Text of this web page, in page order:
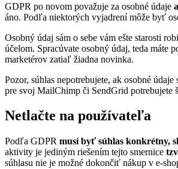
GDPR po novom považuje za osobné údaje
áno. Podľa niektorých vyjadrení môže byť
Osobný údaj sám o sebe vám ešte starosti
účelom. Spracúvate osobný údaj, teda máte
marketérov zatiaľ žiadna novinka.
Pozor, súhlas nepotrebujete, ak osobné
pre svoj MailChimp či SendGrid potrebujete
Netlačte na používateľa
Podľa GDPR musí byť súhlas konkrétny,
aktivity je jediným riešením tejto smernice
súhlasu nie je možné dokončiť nákup v e-